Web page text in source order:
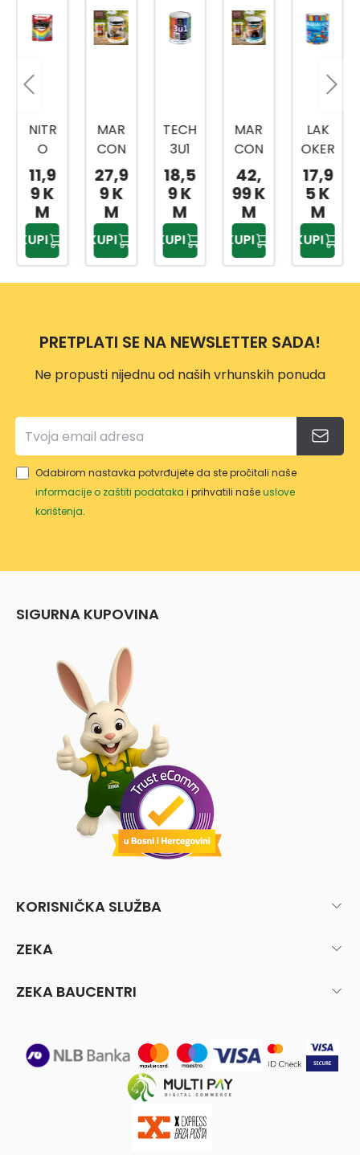
NITR
O
EMA
JL
CRVE
NI
0,75L
11,9
9 K
M
KUPI
MAR
CON
OL
CLAS
SIC
09
2,5L
PALIS
AND
27,9
9 K
M
KUPI
TECH
3U1
RAL
7016
ANTR
ACIT
SIVI
0,75L
18,5
9 K
M
KUPI
MAR
CON
OL
EXTR
A 07
2,5L
MAH
AGO
NIJ
42,
99 K
M
KUPI
LAK
OKER
0,75L
17,9
5 K
M
KUPI
PRETPLATI SE NA NEWSLETTER SADA!
Ne propusti nijednu od naših vrhunskih ponuda
Odabirom nastavka potvrđujete da ste pročitali naše
informacije o zaštiti podataka i prihvatili našeuslove
korištenja.
SIGURNA KUPOVINA
KORISNIČKA SLUŽBA
ZEKA
ZEKA BAUCENTRI